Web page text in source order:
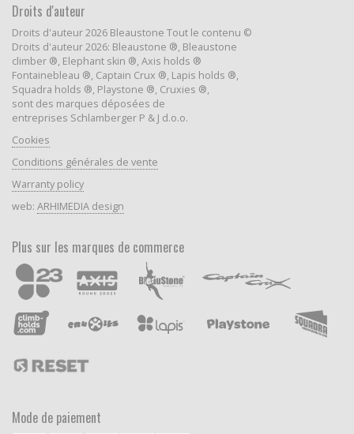
Droits d'auteur
Droits d'auteur 2026 Bleaustone Tout le contenu ©
Droits d'auteur 2026: Bleaustone ®, Bleaustone
climber ®, Elephant skin ®, Axis holds ®
Fontainebleau ®, Captain Crux ®, Lapis holds ®,
Squadra holds ®, Playstone ®, Cruxies ®,
sont des marques déposées de
entreprises Schlamberger P & J d.o.o.
Cookies
Conditions générales de vente
Warranty policy
web: ARHIMEDIA design
Plus sur les marques de commerce
Mode de paiement